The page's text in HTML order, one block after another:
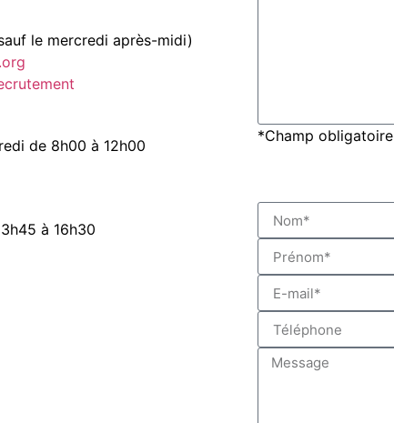
le mercredi après-midi)
de 8h00 à 12h00
à 16h30
*Champ obligatoire